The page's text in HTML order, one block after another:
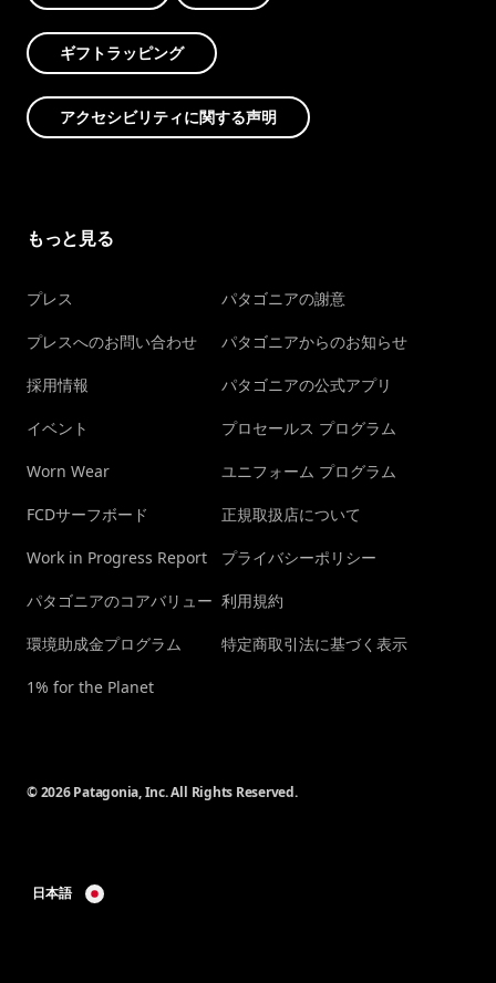
ギフトラッピング
アクセシビリティに関する声明
もっと見る
プレス
プレスへのお問い合わせ
採用情報
イベント
Worn Wear
FCDサーフボード
Work in Progress Report
パタゴニアのコアバリュー
環境助成金プログラム
1% for the Planet
パタゴニアの謝意
パタゴニアからのお知らせ
パタゴニアの公式アプリ
プロセールス プログラム
ユニフォーム プログラム
正規取扱店について
プライバシーポリシー
利用規約
特定商取引法に基づく表示
© 2026 Patagonia, Inc. All Rights Reserved.
日本語